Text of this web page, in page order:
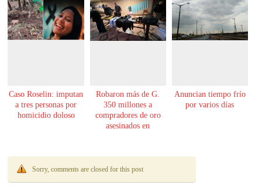
Caso Roselin: imputan
a tres personas por
homicidio doloso
Robaron más de G.
350 millones a
compradores de oro
asesinados en
Anuncian tiempo frío
por varios días
Sorry, comments are closed for this post